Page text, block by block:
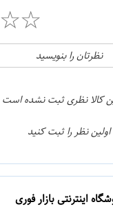
☆
☆
21
1
نظرتان را بنویسید
کالا نظری ثبت نشده است
اولین نظر را ثبت کنید
اینترنتی بازار فوری